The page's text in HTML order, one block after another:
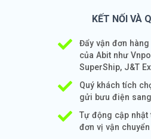
KẾT NỐI VÀ
Đẩy vận đơn
của Abit như
SuperShip, J&T
Quý khách tích
gửi bưu điện
Tự động cập
đơn vị vận